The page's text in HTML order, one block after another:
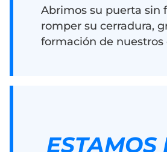
Abrimos su puerta sin
romper su cerradura,
formación de nuestros
ESTAMOS